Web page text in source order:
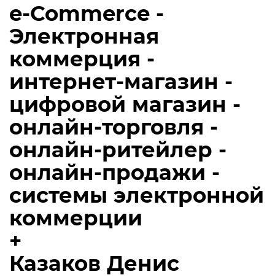
e-Commerce -
Электронная
коммерция -
интернет-магазин -
цифровой магазин -
онлайн-торговля -
онлайн-ритейлер -
онлайн-продажи -
системы электронной
коммерции
+
Казаков Денис